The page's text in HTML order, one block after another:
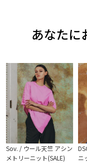
あなたに
Sov. / ウール天竺 アシン
メトリーニット(SALE)
ニ